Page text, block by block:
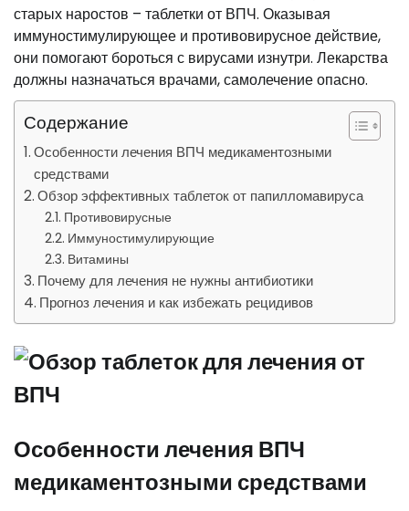
старых наростов – таблетки от ВПЧ. Оказывая
иммуностимулирующее и противовирусное действие,
они помогают бороться с вирусами изнутри. Лекарства
должны назначаться врачами, самолечение опасно.
Содержание
Особенности лечения ВПЧ медикаментозными
средствами
Обзор эффективных таблеток от папилломавируса
Противовирусные
Иммуностимулирующие
Витамины
Почему для лечения не нужны антибиотики
Прогноз лечения и как избежать рецидивов
Особенности лечения ВПЧ
медикаментозными средствами